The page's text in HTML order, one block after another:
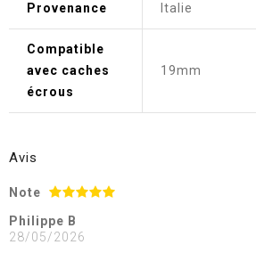
Provenance Italie
Compatible
avec caches
écrous
19mm
Avis
Note
Philippe B
28/05/2026